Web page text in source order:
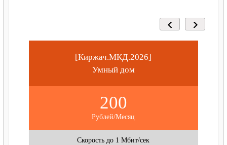
[Киржач.МКД.2026]
Умный дом
200
Рублей/Месяц
Скорость до 1 Мбит/сек